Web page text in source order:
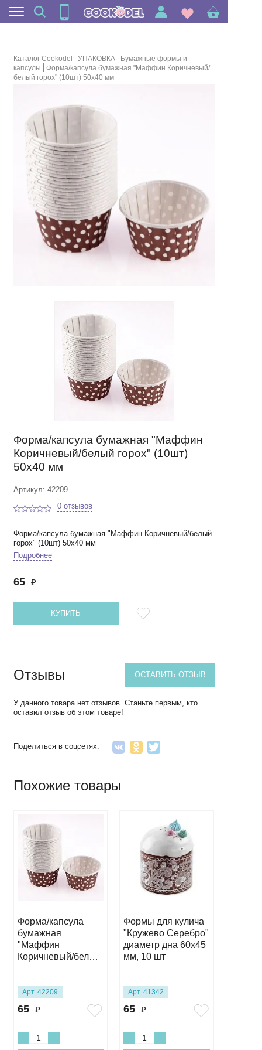
Каталог Cookodel УПАКОВКА
Бумажные формы и
капсулы
Форма/капсула бумажная "Маффин Коричневый/
белый горох" (10шт) 50х40 мм
Форма/капсула бумажная "Маффин
Коричневый/белый горох" (10шт)
50х40 мм
Артикул: 42209
0 отзывов
Форма/капсула бумажная "Маффин Коричневый/белый
горох" (10шт) 50х40 мм
Подробнее
65 ₽
КУПИТЬ
Отзывы ОСТАВИТЬ ОТЗЫВ
У данного товара нет отзывов. Станьте первым, кто
оставил отзыв об этом товаре!
Поделиться в соцсетях:
Похожие товары
Форма/капсула
бумажная
"Маффин
Коричневый/белый
Арт. 42209
65 ₽
Формы для кулича
"Кружево Серебро"
диаметр дна 60х45
мм, 10 шт
Арт. 41342
65 ₽